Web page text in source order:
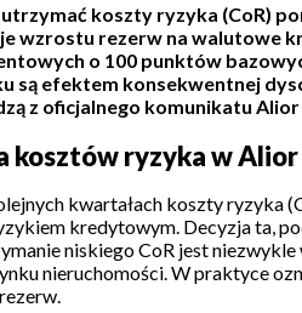
koszty ryzyka (CoR)
wzrostu rezerw na walutowe
o 100 punktów
są efektem konsekwentnej
z oficjalnego komunikatu
kosztów ryzyka w Alior
kwartałach koszty
kredytowym. Decyzja ta,
niskiego CoR jest
nieruchomości. W praktyce